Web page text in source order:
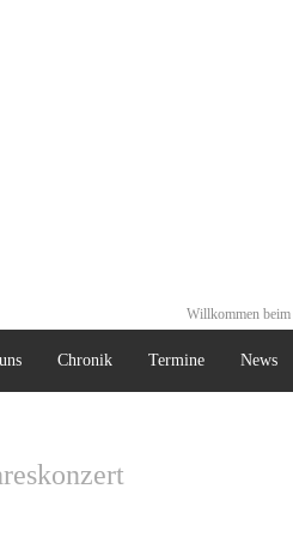
Willkommen beim
Chronik Termine News